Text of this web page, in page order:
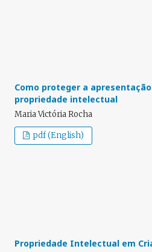
Como proteger a
propriedade intelectual
Maria Victória Rocha
pdf (English)
Propriedade Intelectual em